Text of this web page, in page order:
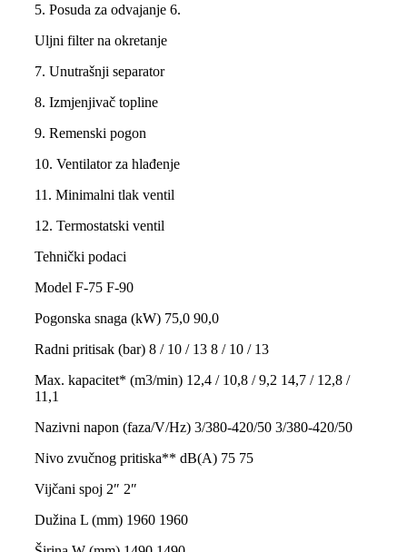
5. Posuda za odvajanje 6.
Uljni filter na okretanje
7. Unutrašnji separator
8. Izmjenjivač topline
9. Remenski pogon
10. Ventilator za hlađenje
11. Minimalni tlak ventil
12. Termostatski ventil
Tehnički podaci
Model F-75 F-90
Pogonska snaga (kW) 75,0 90,0
Radni pritisak (bar) 8 / 10 / 13 8 / 10 / 13
Max. kapacitet* (m3/min) 12,4 / 10,8 / 9,2 14,7 / 12,8 /
11,1
Nazivni napon (faza/V/Hz) 3/380-420/50 3/380-420/50
Nivo zvučnog pritiska** dB(A) 75 75
Vijčani spoj 2″ 2″
Dužina L (mm) 1960 1960